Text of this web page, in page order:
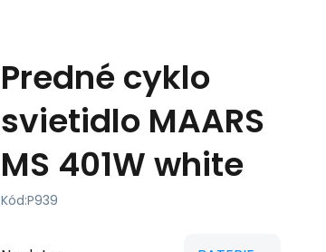
Predné cyklo
svietidlo MAARS
MS 401W white
Kód:P939